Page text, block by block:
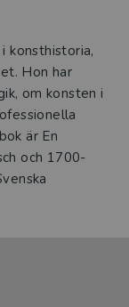
konsthistoria,
Hon har
om konsten i
är En
och 1700-